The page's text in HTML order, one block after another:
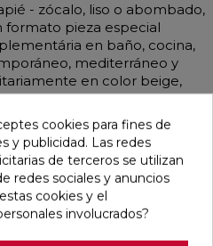
- zócalo, liso o abombado,
formato pieza especial
en baño, cocina,
mediterráneo y
en color beige,
puede interesar
cookies para fines de
y publicidad. Las redes
de terceros se utilizan
redes sociales y anuncios
cookies y el
involucrados?